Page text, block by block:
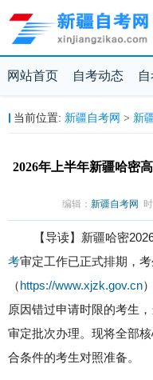
网站首页 自考动态
当前位置: 新疆自考网 > 新
2026年上半年新疆哈密
编辑： 新疆自考网
【导读】新疆哈密2026
考审定工作已正式排期，
（ https://www.xjzk.gov.cn
原因错过申请时限的考生
审定批次办理。现将全部
合条件的考生对照准备。